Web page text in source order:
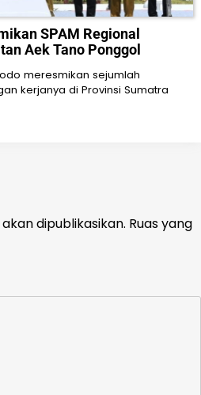
SPAM Regional
Aek Tano Ponggol
meresmikan sejumlah
kerjanya di Provinsi Sumatra
dipublikasikan. Ruas yang